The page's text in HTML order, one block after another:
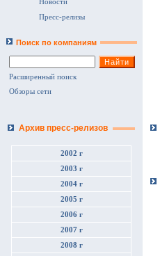
Новости
Пресс-релизы
Поиск по компаниям
Расширенный поиск
Обзоры сети
Архив пресс-релизов
2002 г
2003 г
2004 г
2005 г
2006 г
2007 г
2008 г